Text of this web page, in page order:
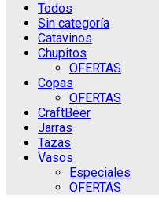
Todos
Sin categoría
Catavinos
Chupitos
OFERTAS
Copas
OFERTAS
CraftBeer
Jarras
Tazas
Vasos
Especiales
OFERTAS